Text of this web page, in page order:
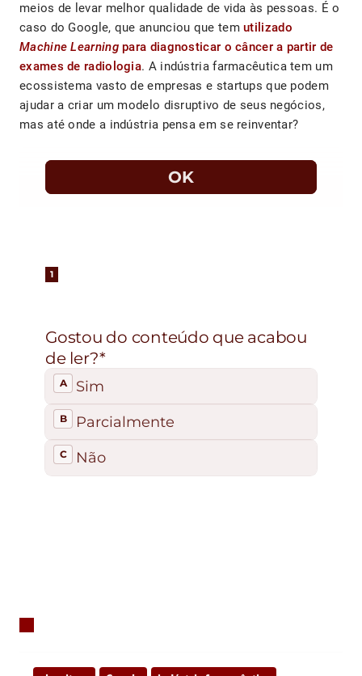
meios de levar melhor qualidade de vida às pessoas. É o
caso do Google, que anunciou que temutilizado
Machine Learningpara diagnosticar o câncer a partir de
exames de radiologia. A indústria farmacêutica tem um
ecossistema vasto de empresas e startups que podem
ajudar a criar um modelo disruptivo de seus negócios,
mas até onde a indústria pensa em se reinventar?